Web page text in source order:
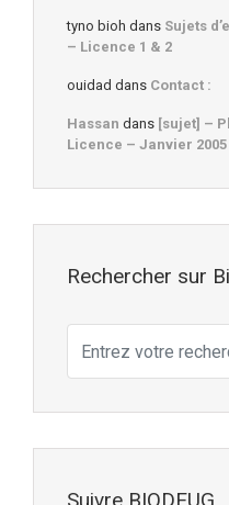
tyno bioh dans Sujets
– Licence 1 & 2
ouidad dans Contact :
Hassan dans [sujet] –
Licence – Janvier 2005
Rechercher sur
Suivre BIODEUG